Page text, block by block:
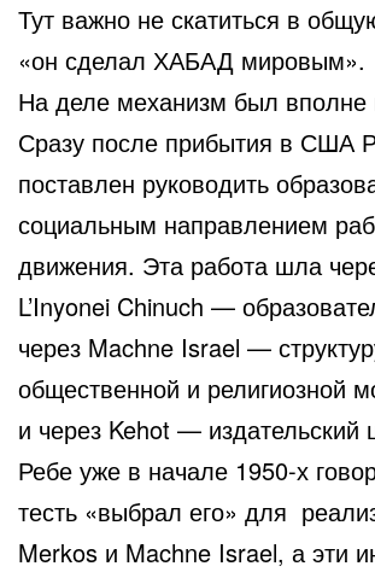
Тут важно не скатиться в
«он сделал ХАБАД мировым».
На деле механизм был вполне
Сразу после прибытия в США
поставлен руководить
социальным направлением
движения. Эта работа шла
L’Inyonei Chinuch —
через Machne Israel —
общественной и религиозной
и через Kehot — издательский
Ребе уже в начале 1950-х
тесть «выбрал его» для
Merkos и Machne Israel, а эти